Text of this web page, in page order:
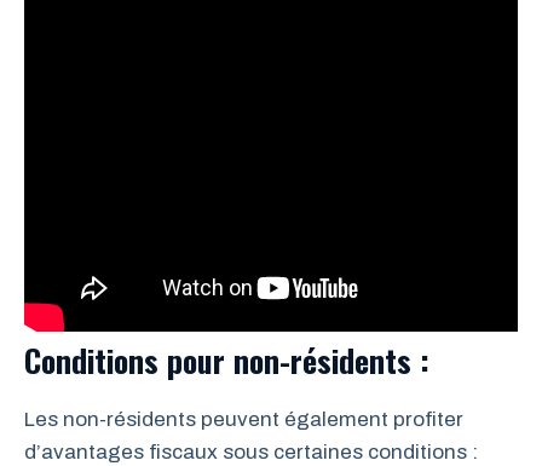
Conditions pour non-résidents :
Les non-résidents peuvent également profiter
d’avantages fiscaux sous certaines conditions :